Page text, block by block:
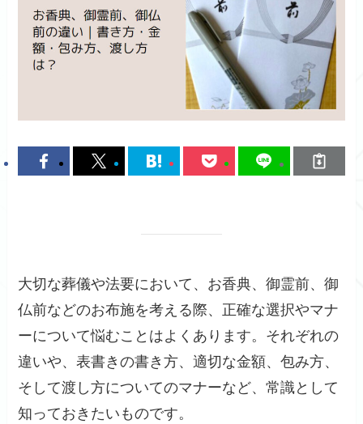
大切な葬儀や法要において、お香典、御霊前、御
仏前などのお布施を考える際、正確な選択やマナ
ーについて悩むことはよくあります。それぞれの
違いや、表書きの書き方、適切な金額、包み方、
そして渡し方についてのマナーなど、常識として
知っておきたいものです。